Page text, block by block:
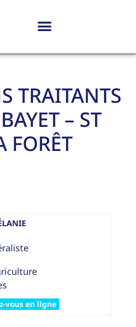
TRAITANTS
– ST
FORÊT
vous en ligne